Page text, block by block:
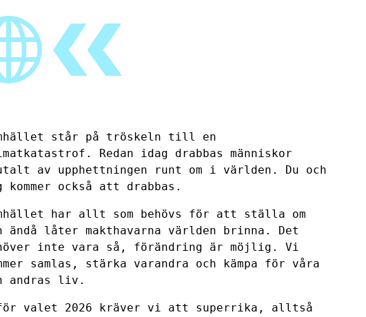
står på tröskeln till en
Redan idag drabbas människor
av upphettningen runt om i världen. Du och
kommer också att drabbas.
har allt som behövs för att ställa om
ändå låter makthavarna världen brinna. Det
inte vara så, förändring är möjlig. Vi
samlas, stärka varandra och kämpa för våra
andras liv.
valet 2026 kräver vi att superrika, alltså